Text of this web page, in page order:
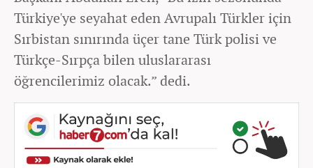
Türkiye'ye seyahat eden Avrupalı Türkler için
Sırbistan sınırında üçer tane Türk polisi ve
Türkçe-Sırpça bilen uluslararası
öğrencilerimiz olacak.” dedi.